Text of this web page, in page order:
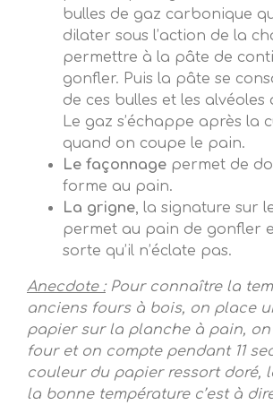
bulles de gaz carbonique
dilater sous l’action de la
permettre à la pâte de
gonfler. Puis la pâte se
de ces bulles et les
Le gaz s’échappe après la
quand on coupe le pain.
Le façonnage permet de
forme au pain.
La grigne , la signature sur
permet au pain de gonfler
sorte qu’il n’éclate pas.
Anecdote :Pour connaître la
anciens fours à bois, on place
papier sur la planche à pain, on
four et on compte pendant 11
couleur du papier ressort doré,
la bonne température c’est à